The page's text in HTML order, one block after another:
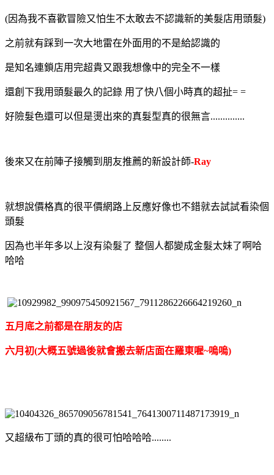
(因為我不喜歡冒險又怕生不太敢去不認識新的美髮店用頭髮)
之前就有踩到一次大地雷在外面用的不是給認識的
是知名連鎖店用完超貴又跟我想像中的完全不一樣
還創下我用頭髮最久的記錄 用了快八個小時真的超扯= =
好險髮色還可以但是燙出來的真髮型真的很無言..............
後來又在前陣子接觸到朋友推薦的新設計師-Ray
就想說價格真的很平價網路上反應好像也不錯就去試試看染個
頭髮
因為也半年多以上沒有染髮了 整個人都變成金髮太妹了啊哈
哈哈
五月底之前都是在朋友的店
六月初(大概五號過後就會搬去新店面在羅東喔~嗚嗚)
又超級布丁頭的真的很可怕哈哈哈........